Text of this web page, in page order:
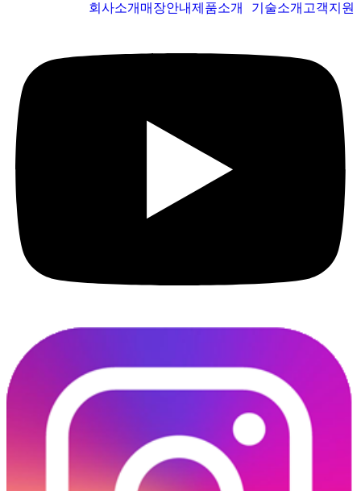
회사소개 매장안내제품소개 기술소개 고객지원